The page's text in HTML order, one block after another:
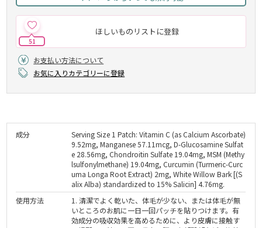
ほしいものリストに登録
51
お支払い方法について
お気に入りカテゴリーに登録
成分
Serving Size 1 Patch: Vitamin C (as Calcium Ascorbate)
9.52mg, Manganese 57.11mcg, D-Glucosamine Sulfat
e 28.56mg, Chondroitin Sulfate 19.04mg, MSM (Methy
lsulfonylmethane) 19.04mg, Curcumin (Turmeric-Curc
uma Longa Root Extract) 2mg, White Willow Bark [(S
alix Alba) standardized to 15% Salicin] 4.76mg.
使用方法
1. 清潔でよく乾いた、体毛が少ない、または体毛が無
いところのお肌に一日一回パッチを貼りつけます。有
効成分の吸収効果を高めるために、より皮膚に接触す